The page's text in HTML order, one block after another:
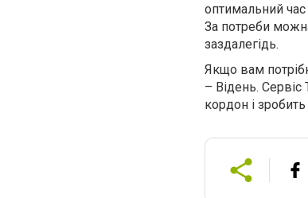
оптимальний час
За потреби
заздалегідь.
Якщо вам
– Відень.
кордон і